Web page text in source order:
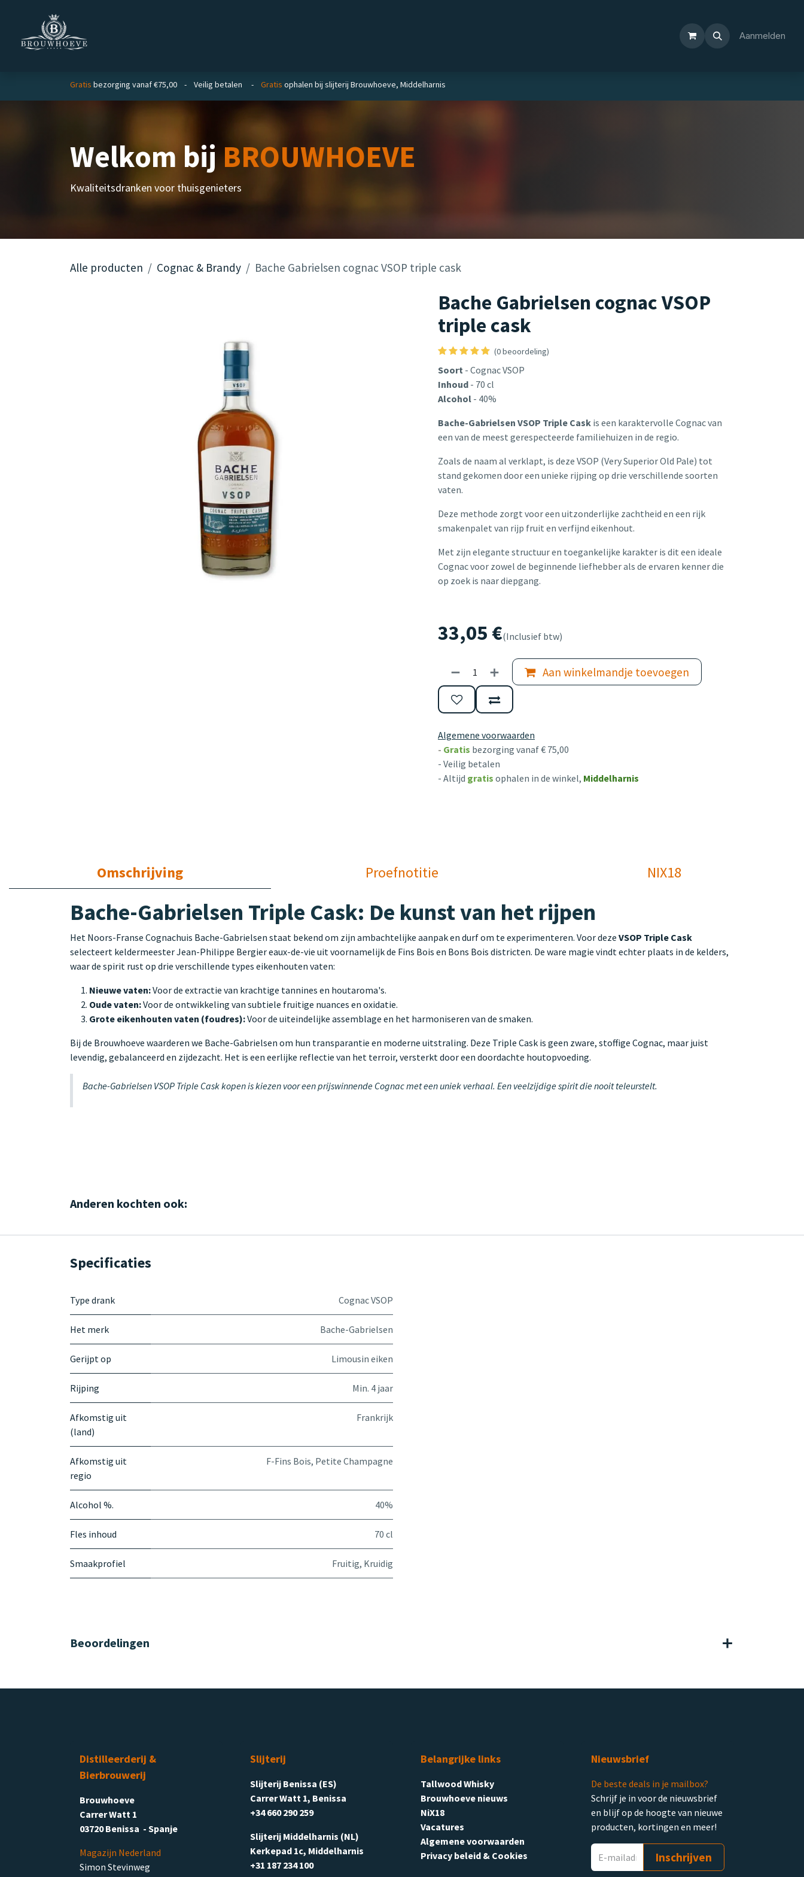
Aanmelden
Gratis bezorging vanaf €75,00 - Veilig betalen - Gratis ophalen bij slijterij Brouwhoeve, Middelharnis
Welkom bijBROUWHOEVE
Kwaliteitsdranken voor thuisgenieters
Alle producten Cognac & Brandy Bache Gabrielsen cognac VSOP triple cask
Bache Gabrielsen cognac VSOP
triple cask
(0 beoordeling)
Soort - Cognac VSOP
Inhoud - 70 cl
Alcohol - 40%
Bache-Gabrielsen VSOP Triple Cask is een karaktervolle Cognac van
een van de meest gerespecteerde familiehuizen in de regio.
Zoals de naam al verklapt, is deze VSOP (Very Superior Old Pale) tot
stand gekomen door een unieke rijping op drie verschillende soorten
vaten.
Deze methode zorgt voor een uitzonderlijke zachtheid en een rijk
smakenpalet van rijp fruit en verfijnd eikenhout.
Met zijn elegante structuur en toegankelijke karakter is dit een ideale
Cognac voor zowel de beginnende liefhebber als de ervaren kenner die
op zoek is naar diepgang.
33,05 €(Inclusief btw)
Aan winkelmandje toevoegen
Algemene voorwaarden
- Gratis bezorging vanaf € 75,00
- Veilig betalen
- Altijd gratis ophalen in de winkel, Middelharnis
Omschrijving Proefnotitie NIX18
Bache-Gabrielsen Triple Cask: De kunst van het rijpen
Het Noors-Franse Cognachuis Bache-Gabrielsen staat bekend om zijn ambachtelijke aanpak en durf om te experimenteren. Voor deze VSOP Triple Cask
selecteert keldermeester Jean-Philippe Bergier eaux-de-vie uit voornamelijk de Fins Bois en Bons Bois districten. De ware magie vindt echter plaats in de kelders,
waar de spirit rust op drie verschillende types eikenhouten vaten:
Nieuwe vaten:Voor de extractie van krachtige tannines en houtaroma's.
Oude vaten:Voor de ontwikkeling van subtiele fruitige nuances en oxidatie.
Grote eikenhouten vaten (foudres):Voor de uiteindelijke assemblage en het harmoniseren van de smaken.
Bij de Brouwhoeve waarderen we Bache-Gabrielsen om hun transparantie en moderne uitstraling. Deze Triple Cask is geen zware, stoffige Cognac, maar juist
levendig, gebalanceerd en zijdezacht. Het is een eerlijke reflectie van het terroir, versterkt door een doordachte houtopvoeding.
Bache-Gabrielsen VSOP Triple Cask kopen is kiezen voor een prijswinnende Cognac met een uniek verhaal. Een veelzijdige spirit die nooit teleurstelt.
Anderen kochten ook:
Specificaties
Type drank Cognac VSOP
Het merk Bache-Gabrielsen
Gerijpt op Limousin eiken
Rijping Min. 4 jaar
Afkomstig uit
(land)
Frankrijk
Afkomstig uit
regio
F-Fins Bois, Petite Champagne
Alcohol %. 40%
Fles inhoud 70 cl
Smaakprofiel Fruitig, Kruidig
Beoordelingen
Distilleerderij &
Bierbrouwerij
Brouwhoeve
Carrer Watt 1
03720 Benissa - Spanje
Magazijn Nederland
Simon Stevinweg
Slijterij
Slijterij Benissa (ES)
Carrer Watt 1, Benissa
+34 660 290 259
Slijterij Middelharnis (NL)
Kerkepad 1c, Middelharnis
+31 187 234 100
Belangrijke links
Tallwood Whisky
Brouwhoeve nieuws
NiX18
Vacatures
Algemene voorwaarden
Privacy beleid & Cookies
Nieuwsbrief
De beste deals in je mailbox?
Schrijf je in voor de nieuwsbrief
en blijf op de hoogte van nieuwe
producten, kortingen en meer!
Inschrijven